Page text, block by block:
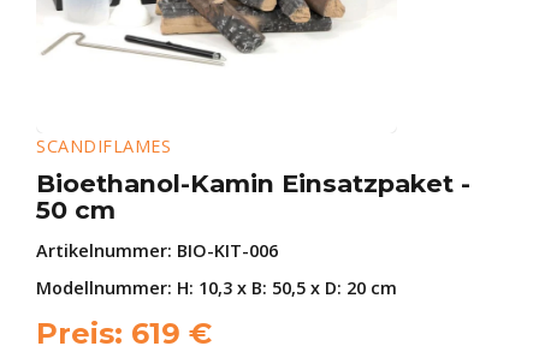
SCANDIFLAMES
Bioethanol-Kamin Einsatzpaket -
50 cm
Artikelnummer: BIO-KIT-006
Modellnummer: H: 10,3 x B: 50,5 x D: 20 cm
Preis: 619 €